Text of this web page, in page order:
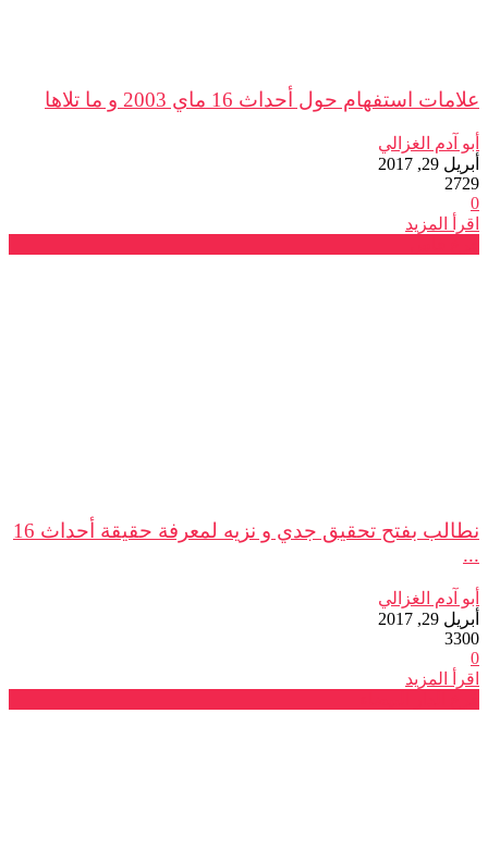
علامات استفهام حول أحداث 16 ماي 2003 و ما تلاها
أبو آدم الغزالي
أبريل 29, 2017
2729
0
اقرأ المزيد
نطالب بفتح تحقيق جدي و نزيه لمعرفة حقيقة أحداث 16
...
أبو آدم الغزالي
أبريل 29, 2017
3300
0
اقرأ المزيد